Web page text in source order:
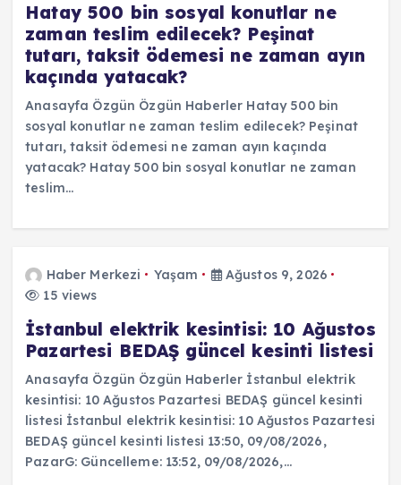
Hatay 500 bin sosyal konutlar ne
zaman teslim edilecek? Peşinat
tutarı, taksit ödemesi ne zaman ayın
kaçında yatacak?
Anasayfa Özgün Özgün Haberler Hatay 500 bin
sosyal konutlar ne zaman teslim edilecek? Peşinat
tutarı, taksit ödemesi ne zaman ayın kaçında
yatacak? Hatay 500 bin sosyal konutlar ne zaman
teslim…
Haber Merkezi Yaşam
Ağustos 9, 2026
15 views
İstanbul elektrik kesintisi: 10 Ağustos
Pazartesi BEDAŞ güncel kesinti listesi
Anasayfa Özgün Özgün Haberler İstanbul elektrik
kesintisi: 10 Ağustos Pazartesi BEDAŞ güncel kesinti
listesi İstanbul elektrik kesintisi: 10 Ağustos Pazartesi
BEDAŞ güncel kesinti listesi 13:50, 09/08/2026,
PazarG: Güncelleme: 13:52, 09/08/2026,…